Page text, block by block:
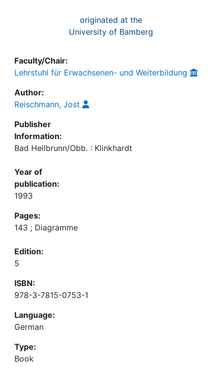
originated at the
University of Bamberg
Faculty/Chair:
Lehrstuhl für Erwachsenen- und Weiterbildung
Author:
Reischmann, Jost
Publisher
Information:
Bad Heilbrunn/Obb. : Klinkhardt
Year of
publication:
1993
Pages:
143 ; Diagramme
Edition:
5
ISBN:
978-3-7815-0753-1
Language:
German
Type:
Book